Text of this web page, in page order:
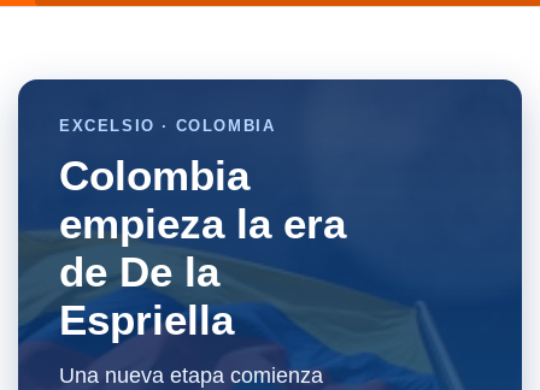
EXCELSIO · COLOMBIA
Colombia
empieza la era
de De la
Espriella
Una nueva etapa comienza